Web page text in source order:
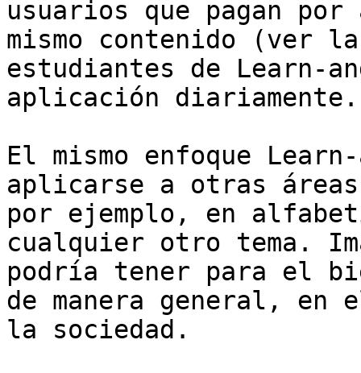
usuarios que pagan
mismo contenido (ver
estudiantes de Learn-
aplicación diariamente.
El mismo enfoque
aplicarse a otras
por ejemplo, en
cualquier otro tema.
podría tener para el
de manera general, en